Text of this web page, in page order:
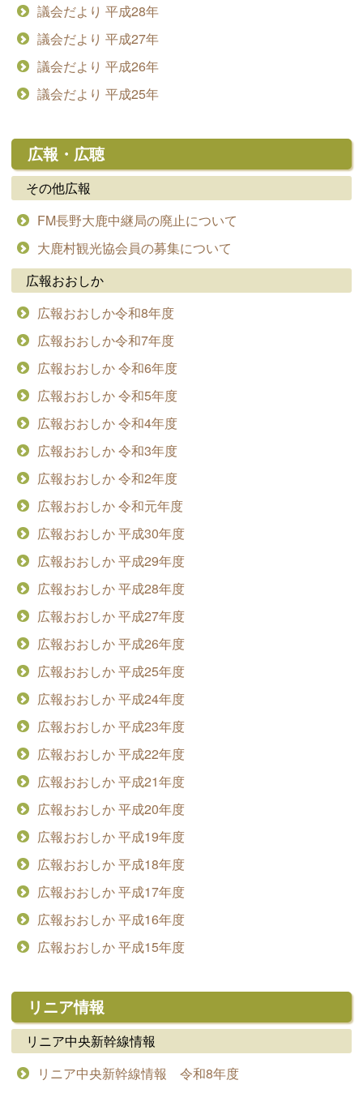
議会だより 平成28年
議会だより 平成27年
議会だより 平成26年
議会だより 平成25年
広報・広聴
その他広報
FM長野大鹿中継局の廃止について
大鹿村観光協会員の募集について
広報おおしか
広報おおしか令和8年度
広報おおしか令和7年度
広報おおしか 令和6年度
広報おおしか 令和5年度
広報おおしか 令和4年度
広報おおしか 令和3年度
広報おおしか 令和2年度
広報おおしか 令和元年度
広報おおしか 平成30年度
広報おおしか 平成29年度
広報おおしか 平成28年度
広報おおしか 平成27年度
広報おおしか 平成26年度
広報おおしか 平成25年度
広報おおしか 平成24年度
広報おおしか 平成23年度
広報おおしか 平成22年度
広報おおしか 平成21年度
広報おおしか 平成20年度
広報おおしか 平成19年度
広報おおしか 平成18年度
広報おおしか 平成17年度
広報おおしか 平成16年度
広報おおしか 平成15年度
リニア情報
リニア中央新幹線情報
リニア中央新幹線情報 令和8年度